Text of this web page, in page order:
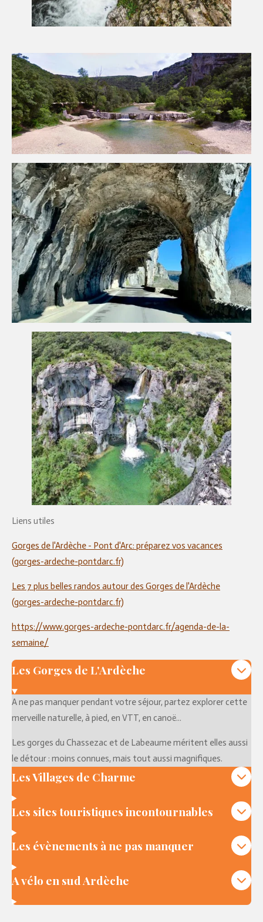
Liens utiles
Gorges de l'Ardèche - Pont d'Arc: préparez vos vacances
(gorges-ardeche-pontdarc.fr)
Les 7 plus belles randos autour des Gorges de l'Ardèche
(gorges-ardeche-pontdarc.fr)
https://www.gorges-ardeche-pontdarc.fr/agenda-de-la-
semaine/
Les Gorges de L'Ardèche
A ne pas manquer pendant votre séjour, partez explorer cette
merveille naturelle, à pied, en VTT, en canoë...
Les gorges du Chassezac et de Labeaume méritent elles aussi
le détour : moins connues, mais tout aussi magnifiques.
Les Villages de Charme
Les sites touristiques incontournables
Les évènements à ne pas manquer
A vélo en sud Ardèche